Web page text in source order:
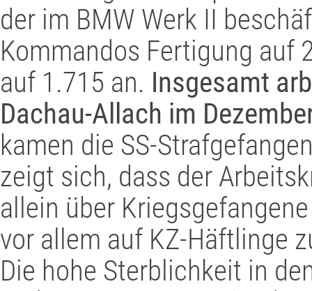
der im BMW Werk II
Kommandos Fertigung auf
auf 1.715 an. Insgesamt
Dachau-Allach im
kamen die SS-
zeigt sich, dass der
allein über
vor allem auf KZ-Häftlinge
Die hohe Sterblichkeit in